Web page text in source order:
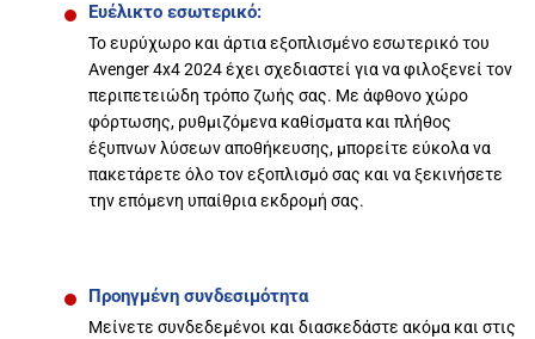
Ευέλικτο εσωτερικό:
Το ευρύχωρο και άρτια εξοπλισμένο εσωτερικό του
Avenger 4x4 2024 έχει σχεδιαστεί για να φιλοξενεί τον
περιπετειώδη τρόπο ζωής σας. Με άφθονο χώρο
φόρτωσης, ρυθμιζόμενα καθίσματα και πλήθος
έξυπνων λύσεων αποθήκευσης, μπορείτε εύκολα να
πακετάρετε όλο τον εξοπλισμό σας και να ξεκινήσετε
την επόμενη υπαίθρια εκδρομή σας.
Προηγμένη συνδεσιμότητα
Μείνετε συνδεδεμένοι και διασκεδάστε ακόμα και στις